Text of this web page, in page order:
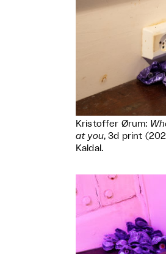
Kristoffer Ørum:
at you, 3d print
Kaldal.